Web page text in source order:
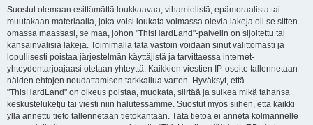
Suostut olemaan esittämättä loukkaavaa, vihamielistä, epämoraalista tai
muutakaan materiaalia, joka voisi loukata voimassa olevia lakeja oli se sitten
omassa maassasi, se maa, johon "ThisHardLand"-palvelin on sijoitettu tai
kansainvälisiä lakeja. Toimimalla tätä vastoin voidaan sinut välittömästi ja
lopullisesti poistaa järjestelmän käyttäjistä ja tarvittaessa internet-
yhteydentarjoajaasi otetaan yhteyttä. Kaikkien viestien IP-osoite tallennetaan
näiden ehtojen noudattamisen tarkkailua varten. Hyväksyt, että
"ThisHardLand" on oikeus poistaa, muokata, siirtää ja sulkea mikä tahansa
keskusteluketju tai viesti niin halutessamme. Suostut myös siihen, että kaikki
yllä annettu tieto tallennetaan tietokantaan. Tätä tietoa ei anneta kolmannelle